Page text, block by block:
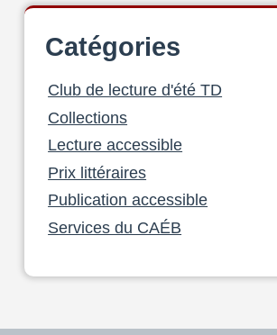
Catégories
Club de lecture d'été TD
Collections
Lecture accessible
Prix littéraires
Publication accessible
Services du CAÉB